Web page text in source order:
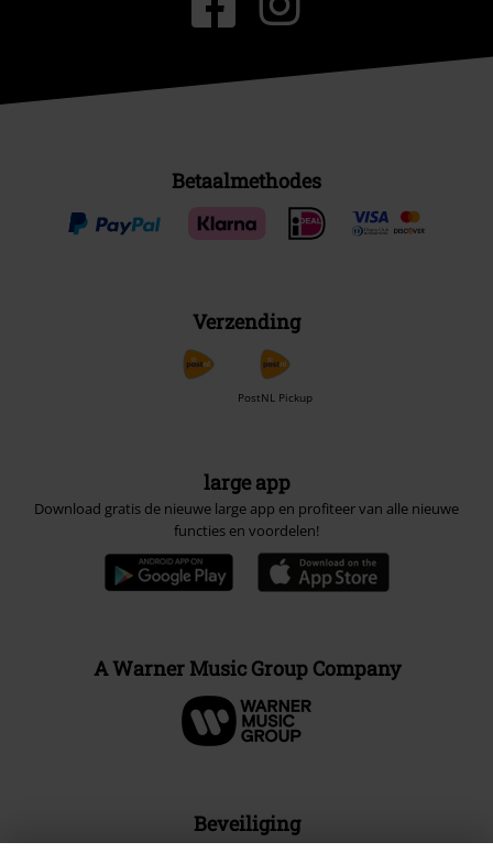
Betaalmethodes
Verzending
PostNL Pickup
large app
Download gratis de nieuwe large app en profiteer van alle nieuwe
functies en voordelen!
A Warner Music Group Company
Beveiliging